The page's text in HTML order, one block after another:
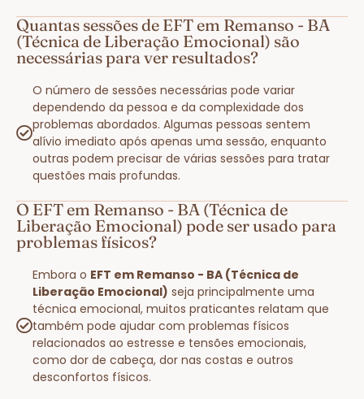
Quantas sessões de EFT em Remanso - BA
(Técnica de Liberação Emocional) são
necessárias para ver resultados?
O número de sessões necessárias pode variar
dependendo da pessoa e da complexidade dos
problemas abordados. Algumas pessoas sentem
alívio imediato após apenas uma sessão, enquanto
outras podem precisar de várias sessões para tratar
questões mais profundas.
O EFT em Remanso - BA (Técnica de
Liberação Emocional) pode ser usado para
problemas físicos?
Embora o EFT em Remanso - BA (Técnica de
Liberação Emocional) seja principalmente uma
técnica emocional, muitos praticantes relatam que
também pode ajudar com problemas físicos
relacionados ao estresse e tensões emocionais,
como dor de cabeça, dor nas costas e outros
desconfortos físicos.